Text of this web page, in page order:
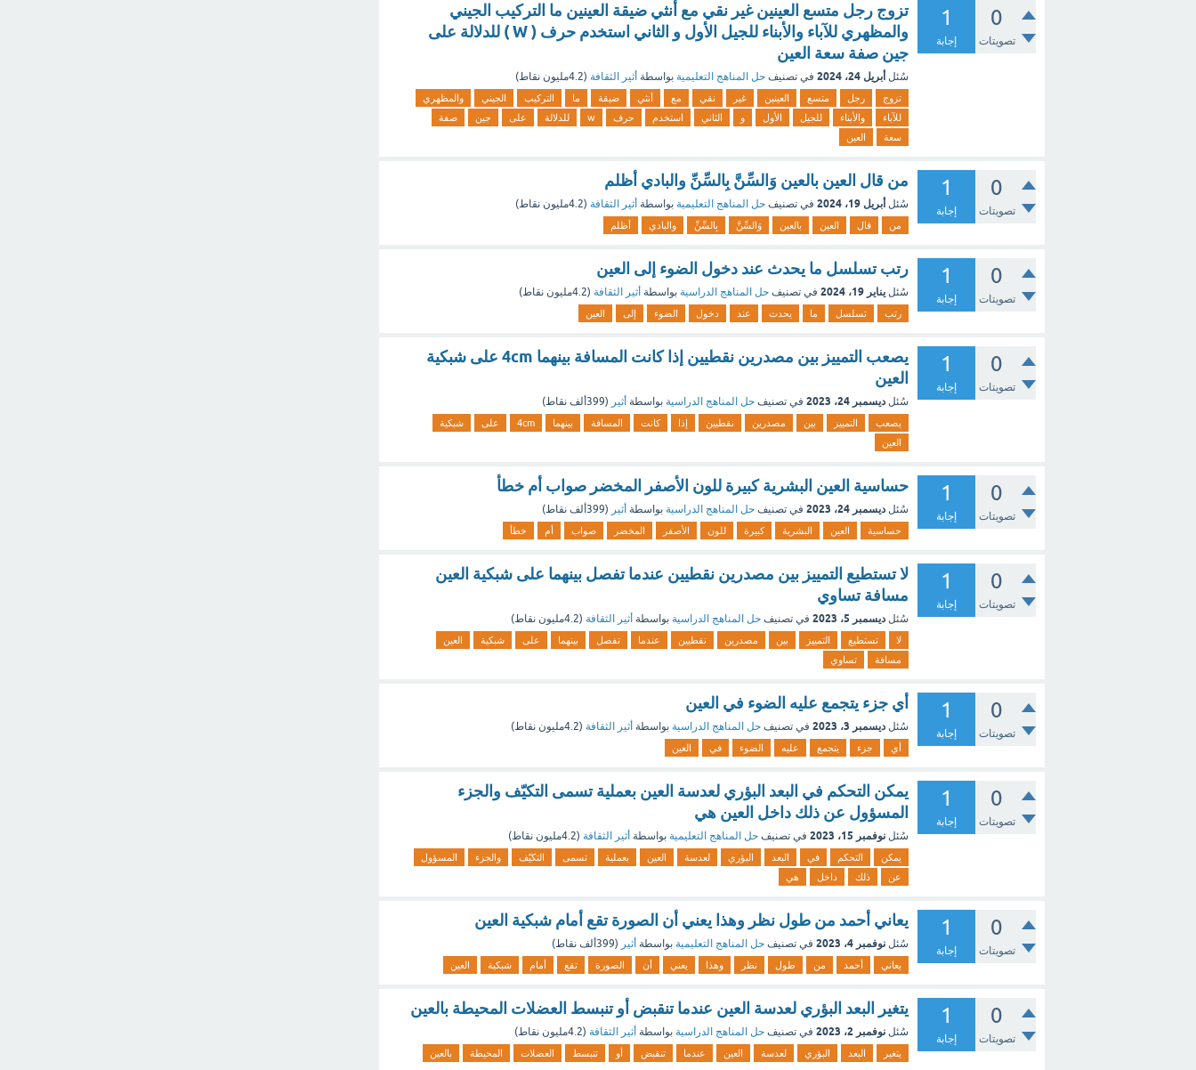
0
تصويتات
1
إجابة
تزوج رجل متسع العينين غير نقي مع أنثي ضيقة العينين ما التركيب الجيني
والمظهري للآباء والأبناء للجيل الأول و الثاني استخدم حرف ( W ) للدلالة على
جين صفة سعة العين
سُئل أبريل 24، 2024 في تصنيف حل المناهج التعليمية بواسطة أثير الثقافة (4.2مليون نقاط)
تزوج رجل متسع العينين غير نقي مع أنثي ضيقة ما التركيب الجيني
والمظهري
للآباء
والأبناء للجيل الأول و الثاني استخدم حرف w للدلالة على جين
صفة
سعة
العين
0
تصويتات
1
إجابة
من قال العين بالعين وَالسِّنَّ بِالسِّنِّ والبادي أظلم
سُئل أبريل 19، 2024 في تصنيف حل المناهج التعليمية بواسطة أثير الثقافة (4.2مليون نقاط)
من قال العين بالعين وَالسِّنَّ بِالسِّنِّ والبادي أظلم
0
تصويتات
1
إجابة
رتب تسلسل ما يحدث عند دخول الضوء إلى العين
سُئل يناير 19، 2024 في تصنيف حل المناهج الدراسية بواسطة أثير الثقافة (4.2مليون نقاط)
رتب تسلسل ما يحدث عند دخول الضوء إلى العين
0
تصويتات
1
إجابة
يصعب التمييز بين مصدرين نقطيين إذا كانت المسافة بينهما 4cm على شبكية
العين
سُئل ديسمبر 24، 2023 في تصنيف حل المناهج الدراسية بواسطة أثير (399ألف نقاط)
يصعب التمييز بين مصدرين نقطيين إذا كانت المسافة بينهما 4cm على
شبكية
العين
0
تصويتات
1
إجابة
حساسية العين البشرية كبيرة للون الأصفر المخضر صواب أم خطأ
سُئل ديسمبر 24، 2023 في تصنيف حل المناهج الدراسية بواسطة أثير (399ألف نقاط)
حساسية العين البشرية كبيرة للون الأصفر المخضر صواب أم خطأ
0
تصويتات
1
إجابة
لا تستطيع التمييز بين مصدرين نقطيين عندما تفصل بينهما على شبكية العين
مسافة تساوي
سُئل ديسمبر 5، 2023 في تصنيف حل المناهج الدراسية بواسطة أثير الثقافة (4.2مليون نقاط)
لا تستطيع التمييز بين مصدرين نقطيين عندما تفصل بينهما على شبكية
العين
مسافة
تساوي
0
تصويتات
1
إجابة
أي جزء يتجمع عليه الضوء في العين
سُئل ديسمبر 3، 2023 في تصنيف حل المناهج الدراسية بواسطة أثير الثقافة (4.2مليون نقاط)
أي جزء يتجمع عليه الضوء في العين
0
تصويتات
1
إجابة
يمكن التحكم في البعد البؤري لعدسة العين بعملية تسمى التكيّف والجزء
المسؤول عن ذلك داخل العين هي
سُئل نوفمبر 15، 2023 في تصنيف حل المناهج التعليمية بواسطة أثير الثقافة (4.2مليون نقاط)
يمكن التحكم في البعد البؤري لعدسة العين بعملية تسمى التكيّف والجزء
المسؤول
عن
ذلك داخل هي
0
تصويتات
1
إجابة
يعاني أحمد من طول نظر وهذا يعني أن الصورة تقع أمام شبكية العين
سُئل نوفمبر 4، 2023 في تصنيف حل المناهج التعليمية بواسطة أثير (399ألف نقاط)
يعاني أحمد من طول نظر وهذا يعني أن الصورة تقع أمام شبكية العين
0
تصويتات
1
إجابة
يتغير البعد البؤري لعدسة العين عندما تنقبض أو تنبسط العضلات المحيطة بالعين
سُئل نوفمبر 2، 2023 في تصنيف حل المناهج الدراسية بواسطة أثير الثقافة (4.2مليون نقاط)
يتغير البعد البؤري لعدسة العين عندما تنقبض أو تنبسط العضلات المحيطة بالعين